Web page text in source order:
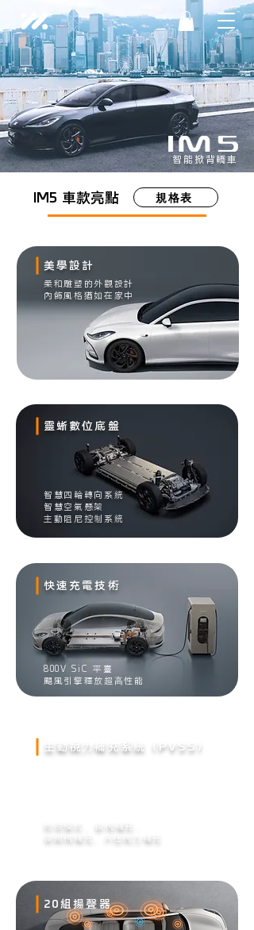
智能掀背轎車
IM5 車款亮點 規格表
​美學設計
​柔和雕塑的外觀設計
​內飾風格猶如在家中
靈蜥數位底盤
智慧四輪轉向系統
智慧空氣懸架
主動阻尼控制系統
快速充電技術
800V SiC 平臺
颶風引擎釋放超⾼性能
主動視⼒補充系統（PVSS）
雨夜模式 後視補充
後側視補充
A柱視力補充
20組揚聲器